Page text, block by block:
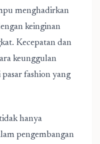
menghadirkan
keinginan
Kecepatan dan
keunggulan
fashion yang
tidak hanya
pengembangan